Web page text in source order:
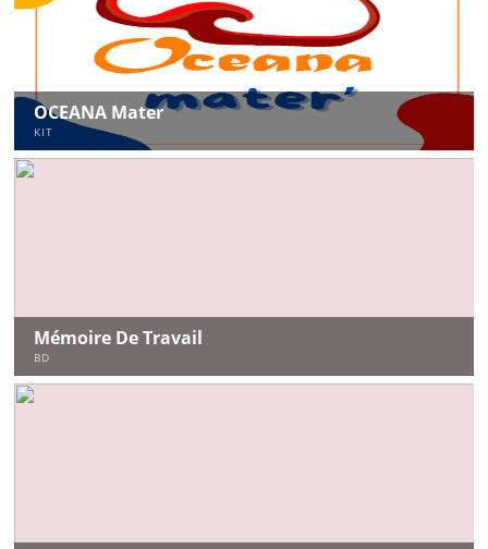
OCEANA Mater
KIT
Mémoire De Travail
BD